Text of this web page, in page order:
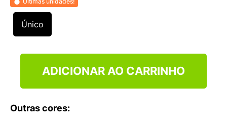
Único
ADICIONAR AO CARRINHO
Outras cores:
9 º
VANS TÊNIS VANS ULTRARANGE
10º NEW BALANCE 204L